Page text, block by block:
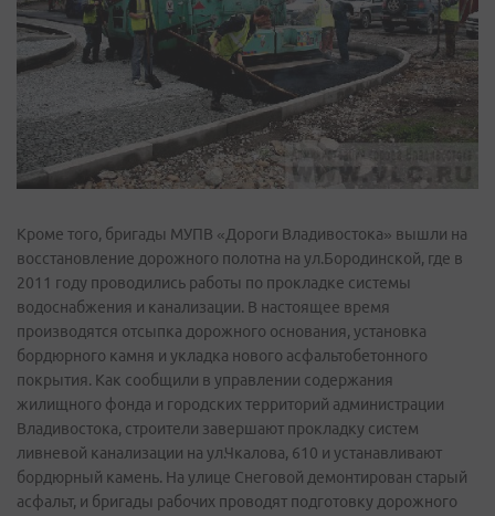
Кроме того, бригады МУПВ «Дороги Владивостока» вышли на
восстановление дорожного полотна на ул.Бородинской, где в
2011 году проводились работы по прокладке системы
водоснабжения и канализации. В настоящее время
производятся отсыпка дорожного основания, установка
бордюрного камня и укладка нового асфальтобетонного
покрытия. Как сообщили в управлении содержания
жилищного фонда и городских территорий администрации
Владивостока, строители завершают прокладку систем
ливневой канализации на ул.Чкалова, 610 и устанавливают
бордюрный камень. На улице Снеговой демонтирован старый
асфальт, и бригады рабочих проводят подготовку дорожного